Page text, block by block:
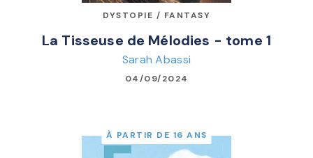
DYSTOPIE / FANTASY
La Tisseuse de Mélodies - tome 1
Sarah Abassi
04/09/2024
À PARTIR DE 16 ANS